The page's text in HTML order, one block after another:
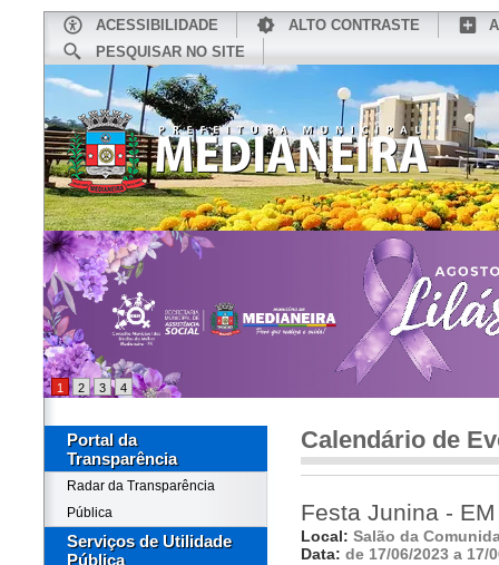
ACESSIBILIDADE ALTO CONTRASTE
PESQUISAR NO SITE
CONHEÇA MEDIANEIRA
1 2 3 4
Portal da
Transparência
Radar da Transparência
Pública
Serviços de Utilidade
Pública
Calendário de
Festa Junina -
Local: Salão da
Data: de 17/06/2023 a 17/